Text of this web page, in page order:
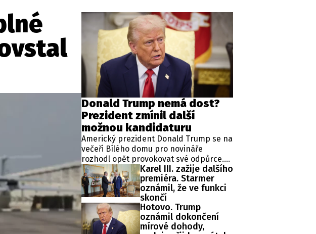
/ Cookies Volná místa
IČ: 118 23 054
SLEDUJTE NÁS NA
zprávu, příběh, fotografie, videa?
Donald Trump nemá dost?
Prezident zmínil další
možnou kandidaturu
Americký prezident Donald Trump se na
večeři Bílého domu pro novináře
rozhodl opět provokovat své odpůrce.
Vtipkoval totiž o čtvrté kandidatuře v
prezidentských volbách, která je mu
podle zákonů zapovězena, protože
momentálně vykonává již druhý mandát
ve funkci hlavy státu.
Karel III. zažije dalšího
premiéra. Starmer
oznámil, že ve funkci
skončí
Hotovo. Trump
oznámil dokončení
mírové dohody,